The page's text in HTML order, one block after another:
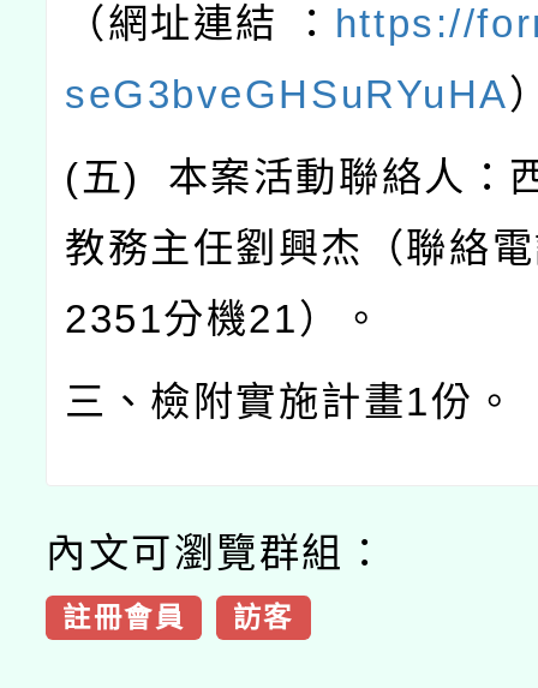
（網址連結
： https://
seG3bveGHSuRYuHA
(五) 本案活動聯絡人：
教務主任劉興杰（聯絡
2351分機21）。
三、檢附實施計畫1份。
內文可瀏覽群組：
註冊會員 訪客